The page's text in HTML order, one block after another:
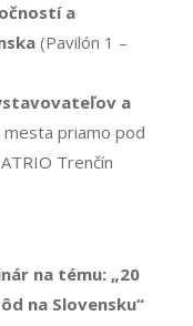
a
(Pavilón 1 –
a
priamo pod
Trenčín
na tému: „20
na Slovensku“